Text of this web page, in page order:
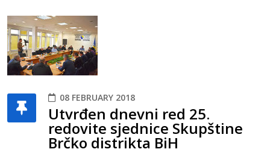
08 FEBRUARY 2018
Utvrđen dnevni red 25.
redovite sjednice Skupštine
Brčko distrikta BiH